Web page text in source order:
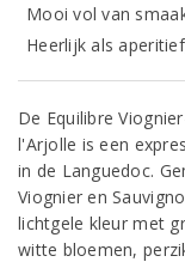
Mooi vol van
Heerlijk als
De Equilibre
l'Arjolle is een
in de Languedoc.
Viognier en
lichtgele kleur met
witte bloemen,